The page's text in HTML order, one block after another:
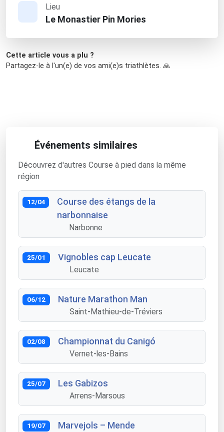
Lieu
Le Monastier Pin Mories
Cette article vous a plu ?
Partagez-le à l'un(e) de vos ami(e)s triathlètes. 🙏
Événements similaires
Découvrez d'autres Course à pied dans la même
région
12/04
Course des étangs de la
narbonnaise
Narbonne
25/01 Vignobles cap Leucate
Leucate
06/12 Nature Marathon Man
Saint-Mathieu-de-Tréviers
02/08 Championnat du Canigó
Vernet-les-Bains
25/07 Les Gabizos
Arrens-Marsous
19/07 Marvejols – Mende